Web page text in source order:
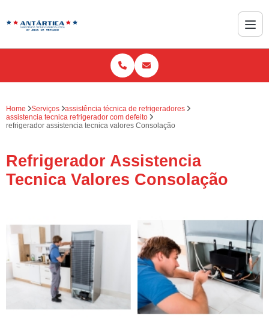
Home Serviços
assistência técnica de refrigeradores
assistencia tecnica refrigerador com defeito
refrigerador assistencia tecnica valores Consolação
Refrigerador Assistencia
Tecnica Valores Consolação